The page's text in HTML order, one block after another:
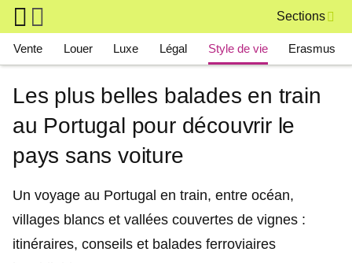
Skip to main content
Sections
Main navigation
Vente Louer Luxe Légal Style de vie Erasmus
Les plus belles balades en train
au Portugal pour découvrir le
pays sans voiture
Un voyage au Portugal en train, entre océan,
villages blancs et vallées couvertes de vignes :
itinéraires, conseils et balades ferroviaires